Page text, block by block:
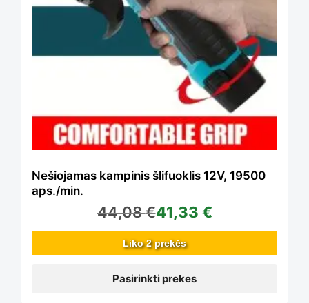
Nešiojamas kampinis šlifuoklis 12V, 19500
aps./min.
44,08€41,33 €
Liko 2 prekės
Pasirinkti prekes
variants.
The
options